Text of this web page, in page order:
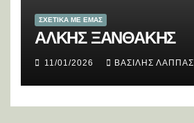
ΣΧΕΤΙΚΑ ΜΕ ΕΜΑΣ
ΑΛΚΗΣ ΞΑΝΘΑΚΗΣ
11/01/2026 ΒΑΣΊΛΗΣ ΛΆΠΠΑΣ